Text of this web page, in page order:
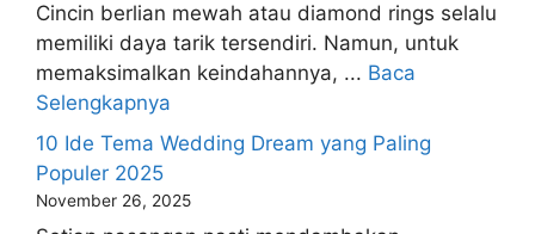
Cincin berlian mewah atau diamond rings selalu
memiliki daya tarik tersendiri. Namun, untuk
memaksimalkan keindahannya, ... Baca
Selengkapnya
10 Ide Tema Wedding Dream yang Paling
Populer 2025
November 26, 2025